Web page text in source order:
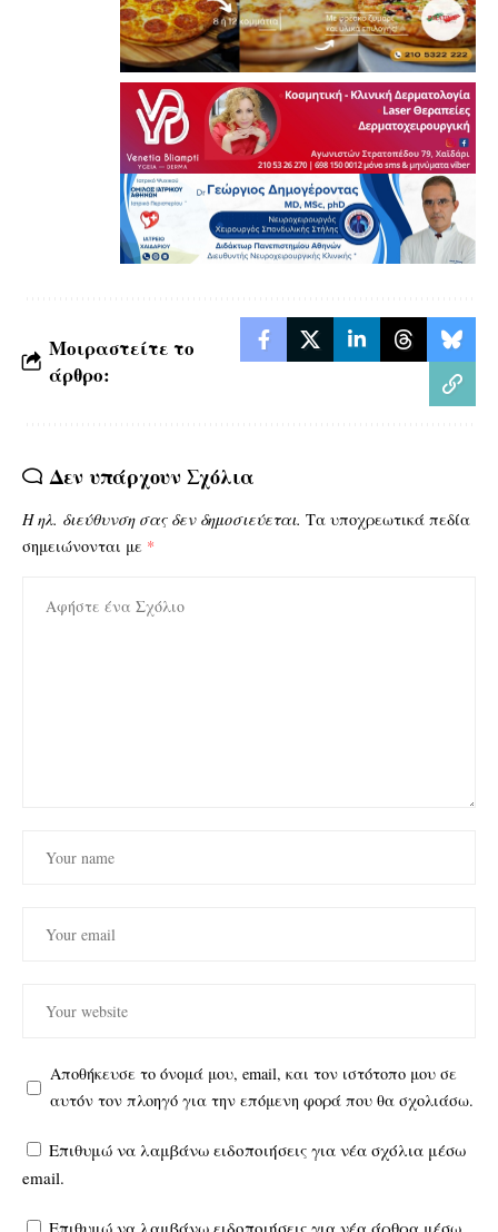
Μοιραστείτε το
άρθρο:
Δεν υπάρχουν Σχόλια
Η ηλ. διεύθυνση σας δεν δημοσιεύεται. Τα υποχρεωτικά πεδία
σημειώνονται με *
Αποθήκευσε το όνομά μου, email, και τον ιστότοπο μου σε
αυτόν τον πλοηγό για την επόμενη φορά που θα σχολιάσω.
Επιθυμώ να λαμβάνω ειδοποιήσεις για νέα σχόλια μέσω
email.